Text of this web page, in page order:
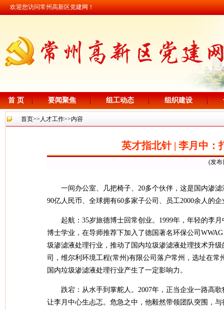
欢迎您访问常州高新区党建网！
首 页 要闻聚焦 组工动态 组织建设
首页>> 人才工作>>内容
英才指北针 | 李月中：
(发布
一间办公室、几把椅子、20多个伙伴，这是国内渗
90亿人民币、全球拥有60多家子公司、员工2000余人的
起航：35岁旅德博士回常创业。1999年，年轻的李
博士学业，在导师推荐下加入了德国著名环保公司
圾渗滤液处理行业，推动了国内垃圾渗滤液处理技术升
司，维尔利环境工程(常州)有限公司落户常州，选址在
国内垃圾渗滤液处理行业产生了一定影响力。
跌宕：从水手到掌舵人。2007年，正当企业一路高
让李月中心生忐忑。危急之中，他毅然带领团队突围，